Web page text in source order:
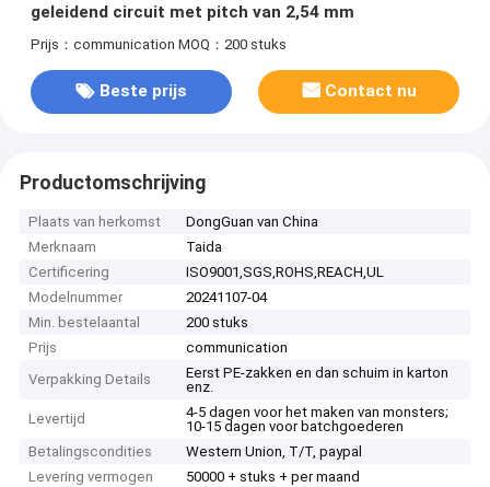
geleidend circuit met pitch van 2,54 mm
Prijs：communication MOQ：200 stuks
Beste prijs Contact nu
Productomschrijving
Plaats van herkomst
DongGuan van China
Merknaam
Taida
Certificering
ISO9001,SGS,ROHS,REACH,UL
Modelnummer
20241107-04
Min. bestelaantal
200 stuks
Prijs
communication
Verpakking Details
Eerst PE-zakken en dan schuim in karton
enz.
Levertijd
4-5 dagen voor het maken van monsters;
10-15 dagen voor batchgoederen
Betalingscondities
Western Union, T/T, paypal
Levering vermogen
50000 + stuks + per maand